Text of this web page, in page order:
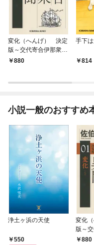
変化（へんげ） 決定
版～交代寄合伊那衆異
聞（1）～
880
手下
814
小説一般のおすすめ
浄土ヶ浜の天使
550
変化
版～
聞（1
880